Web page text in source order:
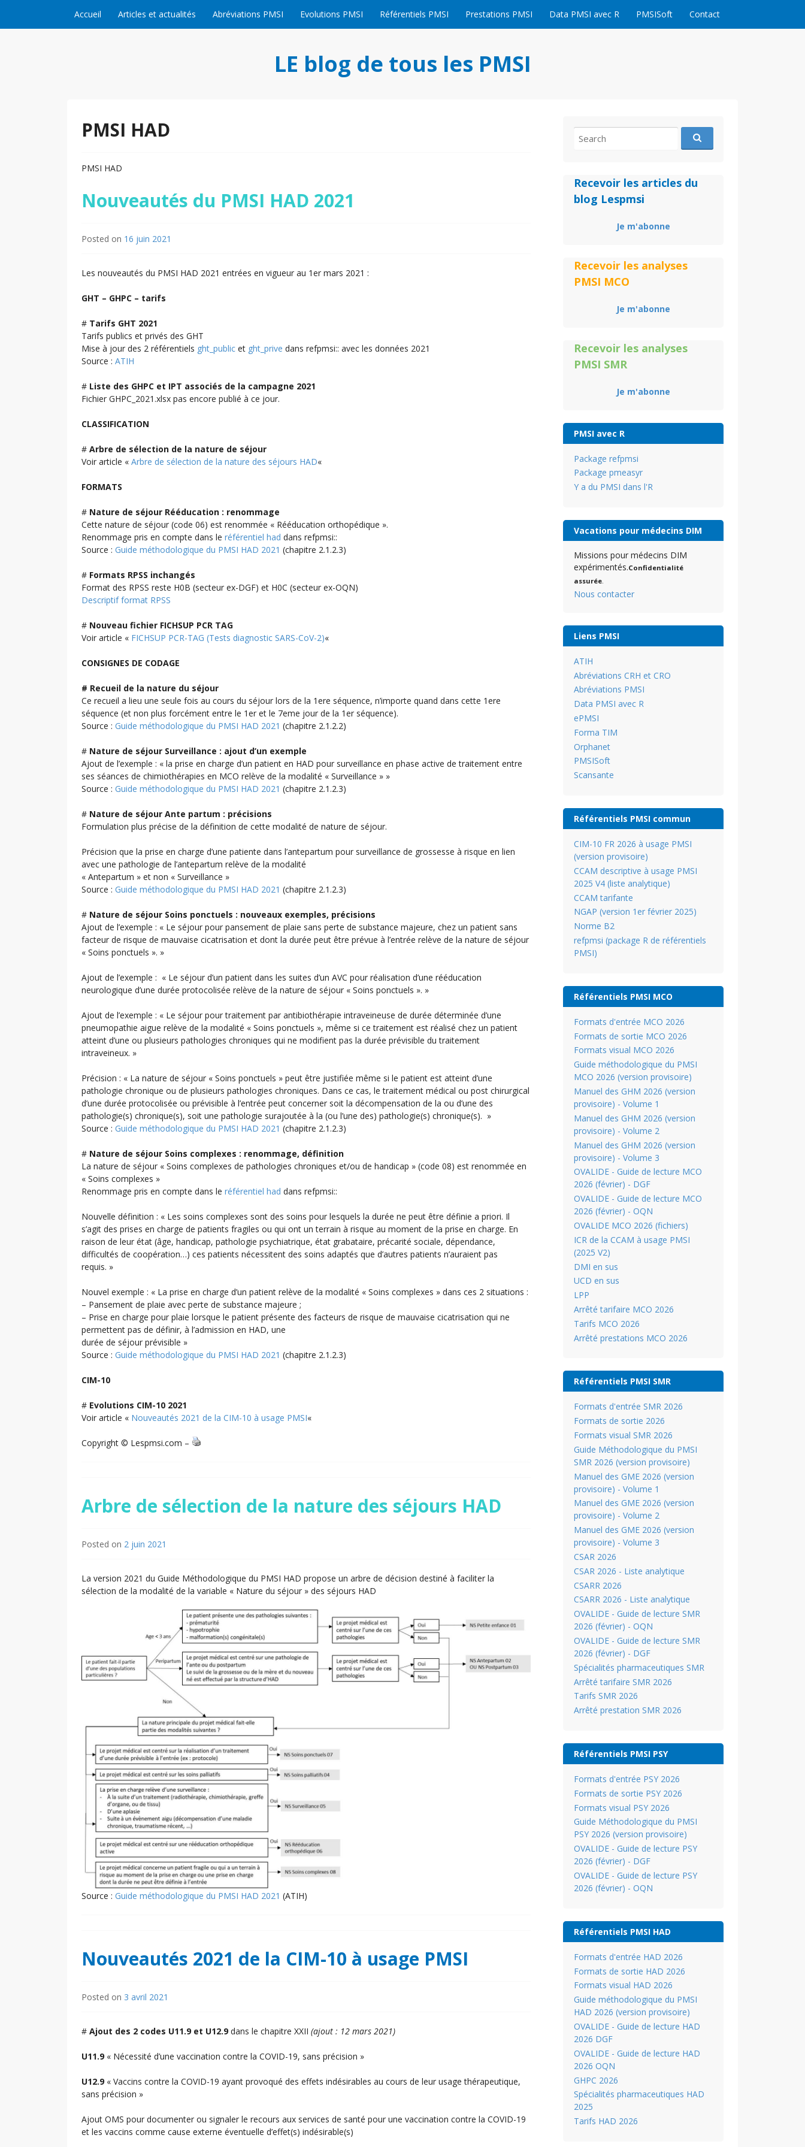
Accueil Articles et actualités Abréviations PMSI Evolutions PMSI Référentiels PMSI Prestations PMSI Data PMSI avec R PMSISoft Contact
LE blog de tous les PMSI
PMSI HAD
PMSI HAD
Nouveautés du PMSI HAD 2021
Posted on 16 juin 2021
Les nouveautés du PMSI HAD 2021 entrées en vigueur au 1er mars 2021 :
GHT – GHPC – tarifs
# Tarifs GHT 2021
Tarifs publics et privés des GHT
Mise à jour des 2 référentiels ght_public et ght_prive dans refpmsi:: avec les données 2021
Source : ATIH
# Liste des GHPC et IPT associés de la campagne 2021
Fichier GHPC_2021.xlsx pas encore publié à ce jour.
CLASSIFICATION
# Arbre de sélection de la nature de séjour
Voir article « Arbre de sélection de la nature des séjours HAD«
FORMATS
# Nature de séjour Rééducation : renommage
Cette nature de séjour (code 06) est renommée « Rééducation orthopédique ».
Renommage pris en compte dans le référentiel had dans refpmsi::
Source : Guide méthodologique du PMSI HAD 2021 (chapitre 2.1.2.3)
# Formats RPSS inchangés
Format des RPSS reste H0B (secteur ex-DGF) et H0C (secteur ex-OQN)
Descriptif format RPSS
# Nouveau fichier FICHSUP PCR TAG
Voir article « FICHSUP PCR-TAG (Tests diagnostic SARS-CoV-2)«
CONSIGNES DE CODAGE
# Recueil de la nature du séjour
Ce recueil a lieu une seule fois au cours du séjour lors de la 1ere séquence, n’importe quand dans cette 1ere
séquence (et non plus forcément entre le 1er et le 7eme jour de la 1er séquence).
Source : Guide méthodologique du PMSI HAD 2021 (chapitre 2.1.2.2)
# Nature de séjour Surveillance : ajout d’un exemple
Ajout de l’exemple : « la prise en charge d’un patient en HAD pour surveillance en phase active de traitement entre
ses séances de chimiothérapies en MCO relève de la modalité « Surveillance » »
Source : Guide méthodologique du PMSI HAD 2021 (chapitre 2.1.2.3)
# Nature de séjour Ante partum : précisions
Formulation plus précise de la définition de cette modalité de nature de séjour.
Précision que la prise en charge d’une patiente dans l’antepartum pour surveillance de grossesse à risque en lien
avec une pathologie de l’antepartum relève de la modalité
« Antepartum » et non « Surveillance »
Source : Guide méthodologique du PMSI HAD 2021 (chapitre 2.1.2.3)
# Nature de séjour Soins ponctuels : nouveaux exemples, précisions
Ajout de l’exemple : « Le séjour pour pansement de plaie sans perte de substance majeure, chez un patient sans
facteur de risque de mauvaise cicatrisation et dont la durée peut être prévue à l’entrée relève de la nature de séjour
« Soins ponctuels ». »
Ajout de l’exemple : « Le séjour d’un patient dans les suites d’un AVC pour réalisation d’une rééducation
neurologique d’une durée protocolisée relève de la nature de séjour « Soins ponctuels ». »
Ajout de l’exemple : « Le séjour pour traitement par antibiothérapie intraveineuse de durée déterminée d’une
pneumopathie aigue relève de la modalité « Soins ponctuels », même si ce traitement est réalisé chez un patient
atteint d’une ou plusieurs pathologies chroniques qui ne modifient pas la durée prévisible du traitement
intraveineux. »
Précision : « La nature de séjour « Soins ponctuels » peut être justifiée même si le patient est atteint d’une
pathologie chronique ou de plusieurs pathologies chroniques. Dans ce cas, le traitement médical ou post chirurgical
d’une durée protocolisée ou prévisible à l’entrée peut concerner soit la décompensation de la ou d’une des
pathologie(s) chronique(s), soit une pathologie surajoutée à la (ou l’une des) pathologie(s) chronique(s). »
Source : Guide méthodologique du PMSI HAD 2021 (chapitre 2.1.2.3)
# Nature de séjour Soins complexes : renommage, définition
La nature de séjour « Soins complexes de pathologies chroniques et/ou de handicap » (code 08) est renommée en
« Soins complexes »
Renommage pris en compte dans le référentiel had dans refpmsi::
Nouvelle définition : « Les soins complexes sont des soins pour lesquels la durée ne peut être définie a priori. Il
s’agit des prises en charge de patients fragiles ou qui ont un terrain à risque au moment de la prise en charge. En
raison de leur état (âge, handicap, pathologie psychiatrique, état grabataire, précarité sociale, dépendance,
difficultés de coopération…) ces patients nécessitent des soins adaptés que d’autres patients n’auraient pas
requis. »
Nouvel exemple : « La prise en charge d’un patient relève de la modalité « Soins complexes » dans ces 2 situations :
– Pansement de plaie avec perte de substance majeure ;
– Prise en charge pour plaie lorsque le patient présente des facteurs de risque de mauvaise cicatrisation qui ne
permettent pas de définir, à l’admission en HAD, une
durée de séjour prévisible »
Source : Guide méthodologique du PMSI HAD 2021 (chapitre 2.1.2.3)
CIM-10
# Evolutions CIM-10 2021
Voir article « Nouveautés 2021 de la CIM-10 à usage PMSI«
Copyright © Lespmsi.com –
Arbre de sélection de la nature des séjours HAD
Posted on 2 juin 2021
La version 2021 du Guide Méthodologique du PMSI HAD propose un arbre de décision destiné à faciliter la
sélection de la modalité de la variable « Nature du séjour » des séjours HAD
Source : Guide méthodologique du PMSI HAD 2021 (ATIH)
Nouveautés 2021 de la CIM-10 à usage PMSI
Posted on 3 avril 2021
# Ajout des 2 codes U11.9 et U12.9 dans le chapitre XXII (ajout : 12 mars 2021)
U11.9 « Nécessité d’une vaccination contre la COVID-19, sans précision »
U12.9 « Vaccins contre la COVID-19 ayant provoqué des effets indésirables au cours de leur usage thérapeutique,
sans précision »
Ajout OMS pour documenter ou signaler le recours aux services de santé pour une vaccination contre la COVID-19
et les vaccins comme cause externe éventuelle d’effet(s) indésirable(s)
for:
Recevoir les articles du
blog Lespmsi
Je m'abonne
Recevoir les analyses
PMSI MCO
Je m'abonne
Recevoir les analyses
PMSI SMR
Je m'abonne
PMSI avec R
Package refpmsi
Package pmeasyr
Y a du PMSI dans l'R
Vacations pour médecins DIM
Missions pour médecins DIM
expérimentés.Confidentialité
assurée.
Nous contacter
Liens PMSI
ATIH
Abréviations CRH et CRO
Abréviations PMSI
Data PMSI avec R
ePMSI
Forma TIM
Orphanet
PMSISoft
Scansante
Référentiels PMSI commun
CIM-10 FR 2026 à usage PMSI
(version provisoire)
CCAM descriptive à usage PMSI
2025 V4 (liste analytique)
CCAM tarifante
NGAP (version 1er février 2025)
Norme B2
refpmsi (package R de référentiels
PMSI)
Référentiels PMSI MCO
Formats d'entrée MCO 2026
Formats de sortie MCO 2026
Formats visual MCO 2026
Guide méthodologique du PMSI
MCO 2026 (version provisoire)
Manuel des GHM 2026 (version
provisoire) - Volume 1
Manuel des GHM 2026 (version
provisoire) - Volume 2
Manuel des GHM 2026 (version
provisoire) - Volume 3
OVALIDE - Guide de lecture MCO
2026 (février) - DGF
OVALIDE - Guide de lecture MCO
2026 (février) - OQN
OVALIDE MCO 2026 (fichiers)
ICR de la CCAM à usage PMSI
(2025 V2)
DMI en sus
UCD en sus
LPP
Arrêté tarifaire MCO 2026
Tarifs MCO 2026
Arrêté prestations MCO 2026
Référentiels PMSI SMR
Formats d'entrée SMR 2026
Formats de sortie 2026
Formats visual SMR 2026
Guide Méthodologique du PMSI
SMR 2026 (version provisoire)
Manuel des GME 2026 (version
provisoire) - Volume 1
Manuel des GME 2026 (version
provisoire) - Volume 2
Manuel des GME 2026 (version
provisoire) - Volume 3
CSAR 2026
CSAR 2026 - Liste analytique
CSARR 2026
CSARR 2026 - Liste analytique
OVALIDE - Guide de lecture SMR
2026 (février) - OQN
OVALIDE - Guide de lecture SMR
2026 (février) - DGF
Spécialités pharmaceutiques SMR
Arrêté tarifaire SMR 2026
Tarifs SMR 2026
Arrêté prestation SMR 2026
Référentiels PMSI PSY
Formats d'entrée PSY 2026
Formats de sortie PSY 2026
Formats visual PSY 2026
Guide Méthodologique du PMSI
PSY 2026 (version provisoire)
OVALIDE - Guide de lecture PSY
2026 (février) - DGF
OVALIDE - Guide de lecture PSY
2026 (février) - OQN
Référentiels PMSI HAD
Formats d'entrée HAD 2026
Formats de sortie HAD 2026
Formats visual HAD 2026
Guide méthodologique du PMSI
HAD 2026 (version provisoire)
OVALIDE - Guide de lecture HAD
2026 DGF
OVALIDE - Guide de lecture HAD
2026 OQN
GHPC 2026
Spécialités pharmaceutiques HAD
2025
Tarifs HAD 2026